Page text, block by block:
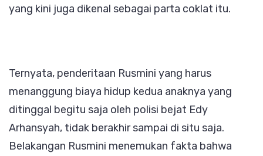
yang kini juga dikenal sebagai parta coklat itu.
Ternyata, penderitaan Rusmini yang harus
menanggung biaya hidup kedua anaknya yang
ditinggal begitu saja oleh polisi bejat Edy
Arhansyah, tidak berakhir sampai di situ saja.
Belakangan Rusmini menemukan fakta bahwa